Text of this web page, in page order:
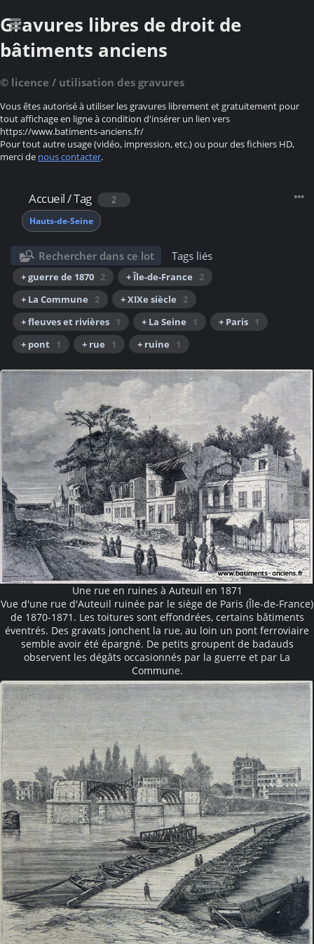
Gravures libres de droit de
bâtiments anciens
© licence / utilisation des gravures
Vous êtes autorisé à utiliser les gravures librement et gratuitement pour
tout affichage en ligne à condition d'insérer un lien vers
https://www.batiments-anciens.fr/
Pour tout autre usage (vidéo, impression, etc.) ou pour des fichiers HD,
merci de nous contacter.
Accueil/Tag
2
Hauts-de-Seine
Rechercher dans ce lot Tags liés
+ guerre de 1870 2 + Île-de-France
2
+ La Commune
2 + XIXe siècle
2
+ fleuves et rivières 1 + La Seine 1 + Paris 1
+ pont 1 + rue 1 + ruine 1
Une rue en ruines à Auteuil en 1871
Vue d'une rue d'Auteuil ruinée par le siège de Paris (Île-de-France)
de 1870-1871. Les toitures sont effondrées, certains bâtiments
éventrés. Des gravats jonchent la rue, au loin un pont ferroviaire
semble avoir été épargné. De petits groupent de badauds
observent les dégâts occasionnés par la guerre et par La
Commune.